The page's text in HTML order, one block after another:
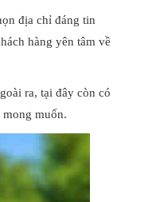
địa chỉ đáng tin
hàng yên tâm về
ra, tại đây còn có
mong muốn.